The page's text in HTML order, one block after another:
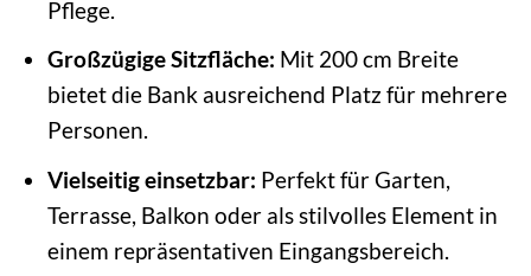
Pflege.
Großzügige Sitzfläche: Mit 200 cm Breite
bietet die Bank ausreichend Platz für mehrere
Personen.
Vielseitig einsetzbar: Perfekt für Garten,
Terrasse, Balkon oder als stilvolles Element in
einem repräsentativen Eingangsbereich.